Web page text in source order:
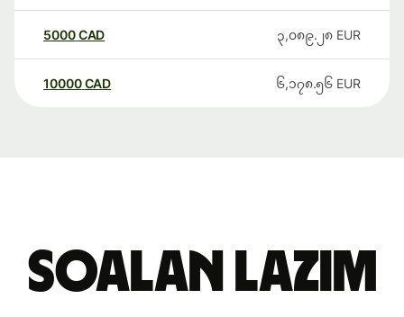
5000CAD ၃,၀၈၉.၂၈ EUR
10000 CAD ၆,၁၇၈.၅၆ EUR
Soalan Lazim